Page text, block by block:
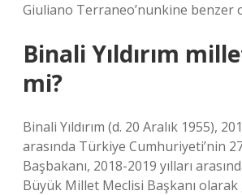
Giuliano Terraneo’nunkine benzer
Binali Yıldırım
mi?
Binali Yıldırım (d. 20 Aralık 1955),
arasında Türkiye Cumhuriyeti’nin
Başbakanı, 2018-2019 yılları
Büyük Millet Meclisi Başkanı olarak